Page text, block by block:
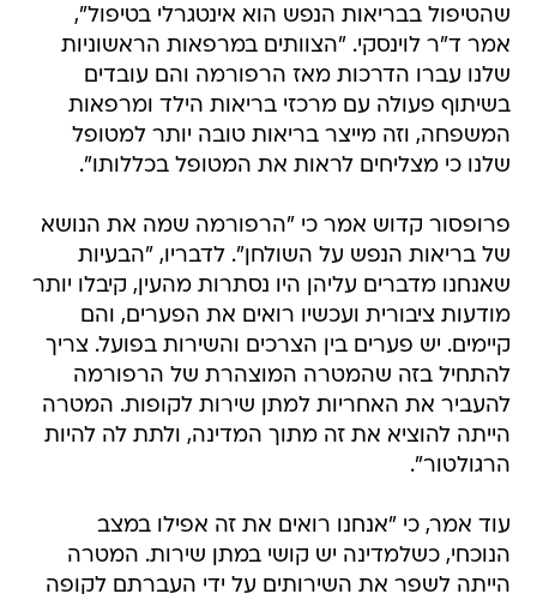
שהטיפול בבריאות הנפש הוא אינטגרלי בטיפול",
אמר ד"ר לוינסקי. "הצוותים במרפאות הראשוניות
שלנו עברו הדרכות מאז הרפורמה והם עובדים
בשיתוף פעולה עם מרכזי בריאות הילד ומרפאות
המשפחה, וזה מייצר בריאות טובה יותר למטופל
שלנו כי מצליחים לראות את המטופל בכללותו".
פרופסור קדוש אמר כי "הרפורמה שמה את הנושא
של בריאות הנפש על השולחן". לדבריו, "הבעיות
שאנחנו מדברים עליהן היו נסתרות מהעין, קיבלו יותר
מודעות ציבורית ועכשיו רואים את הפערים, והם
קיימים. יש פערים בין הצרכים והשירות בפועל. צריך
להתחיל בזה שהמטרה המוצהרת של הרפורמה
להעביר את האחריות למתן שירות לקופות. המטרה
הייתה להוציא את זה מתוך המדינה, ולתת לה להיות
הרגולטור".
עוד אמר, כי "אנחנו רואים את זה אפילו במצב
הנוכחי, כשלמדינה יש קושי במתן שירות. המטרה
הייתה לשפר את השירותים על ידי העברתם לקופה